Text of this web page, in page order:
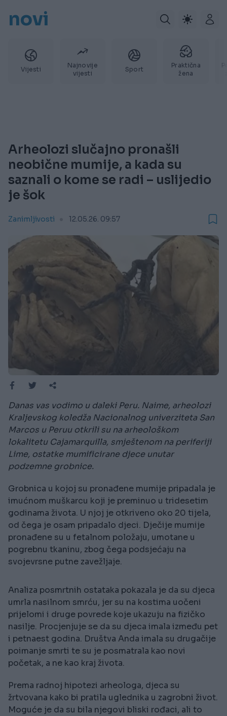
novi
Vijesti
Najnovije
vijesti
Sport
Praktična
žena
Arheolozi slučajno pronašli
neobične mumije, a kada su
saznali o kome se radi – uslijedio
je šok
Zanimljivosti 12.05.26. 09:57
Danas vas vodimo u daleki Peru. Naime, arheolozi
Kraljevskog koledža Nacionalnog univerziteta San
Marcos u Peruu otkrili su na arheološkom
lokalitetu Cajamarquilla, smještenom na periferiji
Lime, ostatke mumificirane djece unutar
podzemne grobnice.
Grobnica u kojoj su pronađene mumije pripadala je
imućnom muškarcu koji je preminuo u tridesetim
godinama života. U njoj je otkriveno oko 20 tijela,
od čega je osam pripadalo djeci. Dječije mumije
pronađene su u fetalnom položaju, umotane u
pogrebnu tkaninu, zbog čega podsjećaju na
svojevrsne putne zavežljaje.
Analiza posmrtnih ostataka pokazala je da su djeca
umrla nasilnom smrću, jer su na kostima uočeni
prijelomi i druge povrede koje ukazuju na fizičko
nasilje. Procjenjuje se da su djeca imala između pet
i petnaest godina. Društva Anda imala su drugačije
poimanje smrti te su je posmatrala kao novi
početak, a ne kao kraj života.
Prema radnoj hipotezi arheologa, djeca su
žrtvovana kako bi pratila uglednika u zagrobni život.
Moguće je da su bila njegovi bliski rođaci, ali to